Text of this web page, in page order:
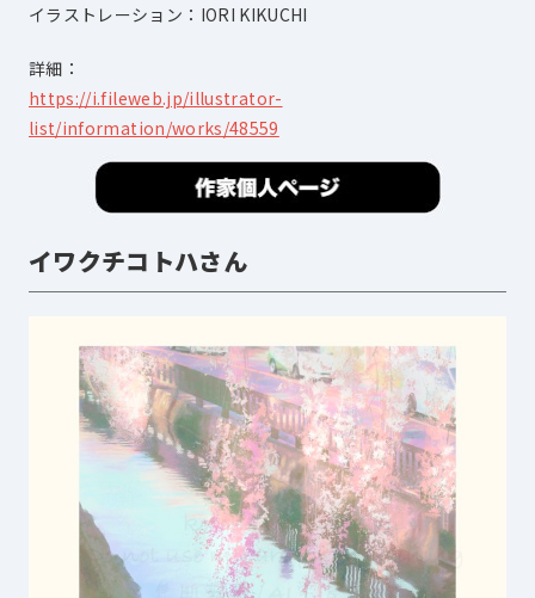
イラストレーション：IORI KIKUCHI
詳細：
https://i.fileweb.jp/illustrator-
list/information/works/48559
イワクチコトハさん